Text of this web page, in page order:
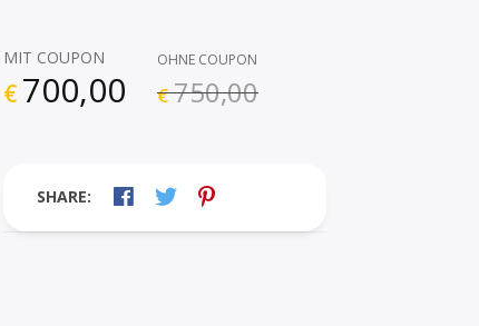
MIT COUPON
€ 700,00
OHNE COUPON
€ 750,00
SHARE: